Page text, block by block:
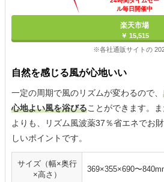
ル毎日開催中
楽天市場
￥ 15,515
※各社通販サイトの
自然を感じる風が心地いい
一定の周期で風のリズムが変わるので、
心地よい風を浴びることができます。
よりも、リズム風波薬37％省エネでお
しいポイントです。
サイズ（幅×奥行
×高さ）
369×355×690〜